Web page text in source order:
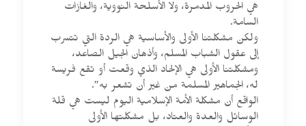
هي الحروب المدمرة، ولا الأسلحة النووية، والغازات
السامة.
ولكن مشكلتنا الأولى والأساسية هي الردة التي تتسرب
إلى عقول الشباب المسلم، وأذهان الجيل الصاعد،
ومشكلتنا الأولى هي الإلحاد الذي وقعت أو تقع فريسة
له، الجماهير المسلمة من غير أن تشعر به”.
الواقع أن مشكلة الأمة الإسلامية اليوم ليست هي قلة
الوسائل والعدة والعتاد، بل مشكلتها الأولى